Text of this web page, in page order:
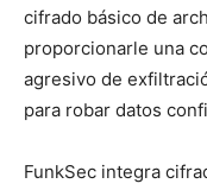
cifrado básico de
proporcionarle una
agresivo de
para robar datos
FunkSec integra